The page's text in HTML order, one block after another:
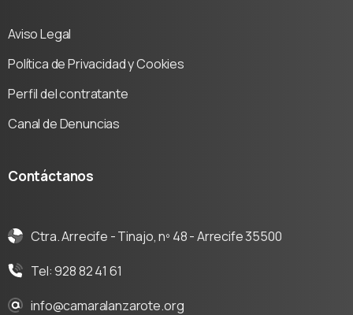
Aviso Legal
Política de Privacidad y Cookies
Perfil del contratante
Canal de Denuncias
Contáctanos
Ctra. Arrecife - Tinajo, nº 48 - Arrecife 35500
Tel: 928 82 41 61
info@camaralanzarote.org